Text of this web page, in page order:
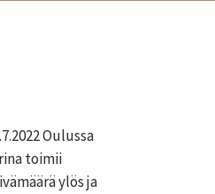
Oulussa
toimii
ylös ja